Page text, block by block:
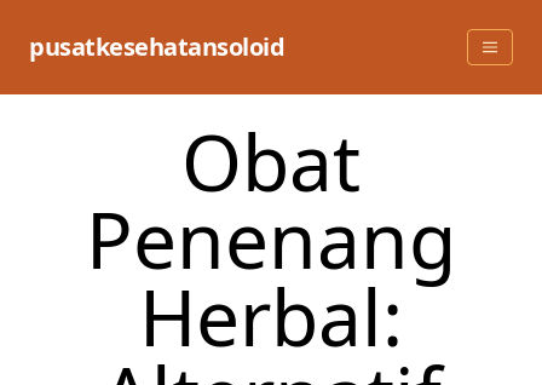
pusatkesehatansoloid
Obat
Penenang
Herbal: